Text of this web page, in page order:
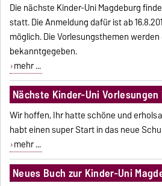
Die nächste Kinder-Uni Magdeburg
statt. Die Anmeldung dafür ist ab
möglich. Die Vorlesungsthemen
bekanntgegeben.
mehr ...
Nächste Kinder-Uni
Wir hoffen, Ihr hatte schöne und
habt einen super Start in das neue
mehr ...
Neues Buch zur Kinder-Uni